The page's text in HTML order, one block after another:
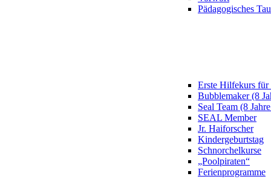
Pädagogisches
Erste Hilfekurs
Bubblemaker (8
Seal Team (8
SEAL Member
Jr. Haiforscher
Kindergeburtstag
Schnorchelkurse
„Poolpiraten“
Ferienprogramme